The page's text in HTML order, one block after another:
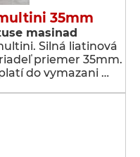
35mm
masinad
Silná liatinová
priemer 35mm.
do vymazani …